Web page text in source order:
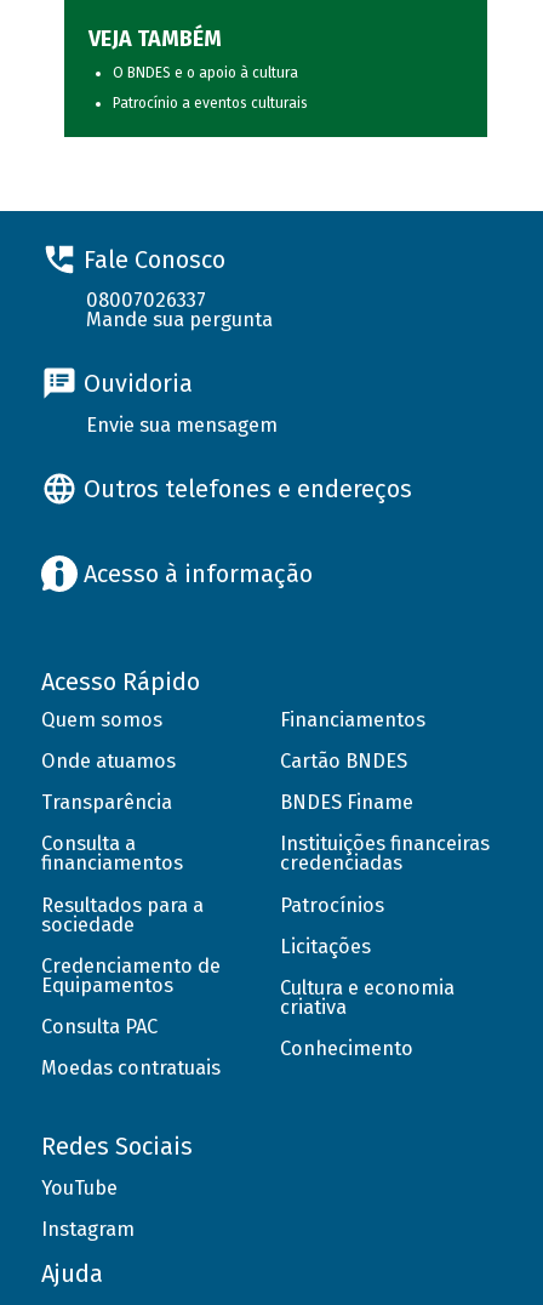
VEJA TAMBÉM
O BNDES e o apoio à cultura
Patrocínio a eventos culturais
Fale Conosco
08007026337
Mande sua pergunta
Ouvidoria
Envie sua mensagem
Outros telefones e endereços
Acesso à informação
Acesso Rápido
Quem somos
Onde atuamos
Transparência
Consulta a
financiamentos
Resultados para a
sociedade
Credenciamento de
Equipamentos
Consulta PAC
Moedas contratuais
Financiamentos
Cartão BNDES
BNDES Finame
Instituições financeiras
credenciadas
Patrocínios
Licitações
Cultura e economia
criativa
Conhecimento
Redes Sociais
YouTube
Instagram
Ajuda